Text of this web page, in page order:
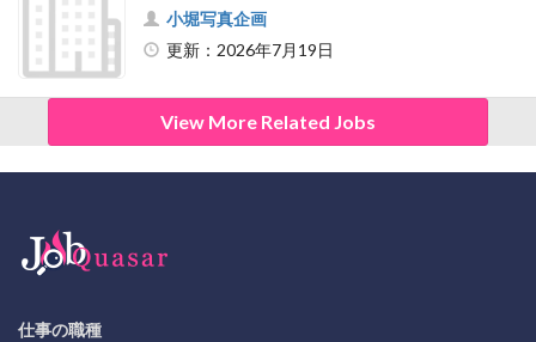
小堀写真企画
更新：2026年7月19日
View More Related Jobs
仕事の職種